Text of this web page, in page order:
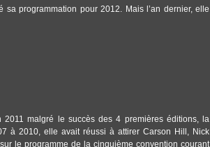
programmation pour 2012. Mais l’an dernier, elle
malgré le succès des 4 premières éditions, la
à 2010, elle avait réussi à attirer Carson Hill, Nick
le programme de la cinquième convention courant